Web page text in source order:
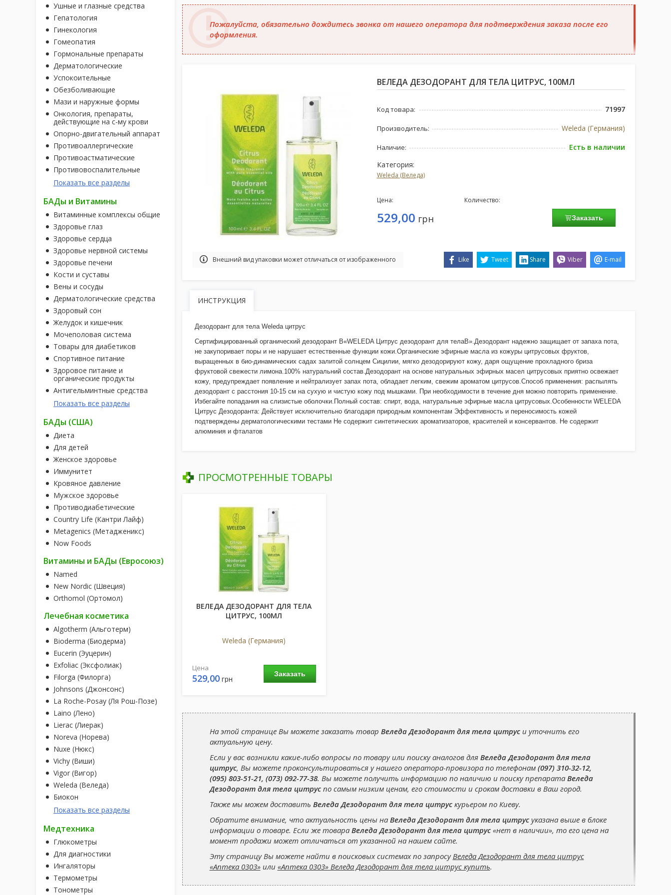
Ушные и глазные средства
Гепатология
Гинекология
Гомеопатия
Гормональные препараты
Дерматологические
Успокоительные
Обезболивающие
Мази и наружные формы
Онкология, препараты,
действующие на с-му крови
Опорно-двигательный аппарат
Противоаллергические
Противоастматические
Противовоспалительные
Показать все разделы
БАДы и Витамины
Витаминные комплексы общие
Здоровье глаз
Здоровье сердца
Здоровье нервной системы
Здоровье печени
Кости и суставы
Вены и сосуды
Дерматологические средства
Здоровый сон
Желудок и кишечник
Мочеполовая система
Товары для диабетиков
Спортивное питание
Здоровое питание и
органические продукты
Антигельминтные средства
Показать все разделы
БАДы (США)
Диета
Для детей
Женское здоровье
Иммунитет
Кровяное давление
Мужское здоровье
Противодиабетические
Country Life (Кантри Лайф)
Metagenics (Метадженикс)
Now Foods
Витамины и БАДы (Евросоюз)
Named
New Nordic (Швеция)
Orthomol (Ортомол)
Лечебная косметика
Algotherm (Альготерм)
Bioderma (Биодерма)
Eucerin (Эуцерин)
Exfoliac (Эксфолиак)
Filorga (Филорга)
Johnsons (Джонсонс)
La Roche-Posay (Ля Рош-Позе)
Laino (Лено)
Lierac (Лиерак)
Noreva (Норева)
Nuxe (Нюкс)
Vichy (Виши)
Vigor (Вигор)
Weleda (Веледа)
Биокон
Показать все разделы
Медтехника
Глюкометры
Для диагностики
Ингаляторы
Термометры
Тонометры
Пожалуйста, обязательно дождитесь звонка от нашего оператора для подтверждения заказа после его
оформления.
ВЕЛЕДА ДЕЗОДОРАНТ ДЛЯ ТЕЛА ЦИТРУС, 100МЛ
Код товара: 71997
Производитель: Weleda (Германия)
Наличие:
Есть в наличии
Категория:
Weleda (Веледа)
Цена:
529,00 грн
Количество:
Заказать
Внешний вид упаковки может отличаться от изображенного Like Tweet Share Viber E-mail
ИНСТРУКЦИЯ
Дезодорант для тела Weleda цитрус
Сертифицированный органический дезодорант В«WELEDA Цитрус дезодорант для телаВ».Дезодорант надежно защищает от запаха пота,
не закупоривает поры и не нарушает естественные функции кожи.Органические эфирные масла из кожуры цитрусовых фруктов,
выращенных в био-динамических садах залитой солнцем Сицилии, мягко дезодорируют кожу, даря ощущение прохладного бриза
фруктовой свежести лимона.100% натуральний состав.Дезодорант на основе натуральных эфирных масел цитрусовых приятно освежает
кожу, предупреждает появление и нейтрализует запах пота, обладает легким, свежим ароматом цитрусов.Способ применения: распылять
дезодорант с расстония 10-15 см на сухую и чистую кожу под мышками. При необходимости в течение дня можно повторить применение.
Избегайте попадания на слизистые оболочки.Полный состав: спирт, вода, натуральные эфирные масла цитрусовых.Особенности WELEDA
Цитрус Дезодоранта: Действует исключительно благодаря природным компонентам Эффективность и переносимость кожей
подтверждены дерматологическими тестами Не содержит синтетических ароматизаторов, красителей и консервантов. Не содержит
алюминия и фталатов
ПРОСМОТРЕННЫЕ ТОВАРЫ
ВЕЛЕДА ДЕЗОДОРАНТ ДЛЯ ТЕЛА
ЦИТРУС, 100МЛ
Weleda (Германия)
Заказать
Цена
529,00грн
На этой странице Вы можете заказать товар Веледа Дезодорант для тела цитруси уточнить его
актуальную цену.
Если у вас возникли какие-либо вопросы по товару или поиску аналогов для Веледа Дезодорант для тела
цитрус, Вы можете проконсультироваться у нашего оператора-провизора по телефонам (097) 310-32-12,
(095) 803-51-21, (073) 092-77-38. Вы можете получить информацию по наличию и поиску препарата Веледа
Дезодорант для тела цитруспо самым низким ценам, его стоимости и срокам доставки в Ваш город.
Также мы можем доставить Веледа Дезодорант для тела цитрускурьером по Киеву.
Обратите внимание, что актуальность цены на Веледа Дезодорант для тела цитрусуказана выше в блоке
информации о товаре. Если же товара Веледа Дезодорант для тела цитрус«нет в наличии», то его цена на
момент продажи может отличаться от указанной на нашем сайте.
Эту страницу Вы можете найти в поисковых системах по запросу Веледа Дезодорант для тела цитрус
«Аптека 0303»или «Аптека 0303» Веледа Дезодорант для тела цитрус купить.